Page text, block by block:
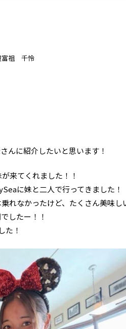
富祖 千怜
んに紹介したいと思います！
来てくれました！！
に妹と二人で行ってきました！
れなかったけど、たくさん美味し
したー！！
た！